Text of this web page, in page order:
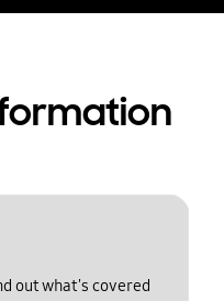
out what's covered